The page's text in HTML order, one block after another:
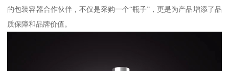
的包装容器合作伙伴，不仅是采购一个“瓶子”，更是为产品增添了品
质保障和品牌价值。